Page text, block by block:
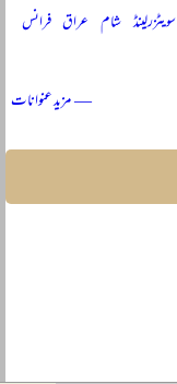
سویٹزرلینڈ شام عراق فرانس
— مزید عنوانات